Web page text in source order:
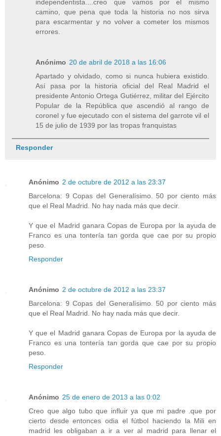
independentista....creo que vamos por el mismo
camino, que pena que toda la historia no nos sirva
para escarmentar y no volver a cometer los mismos
errores.
Anónimo 20 de abril de 2018 a las 16:06
Apartado y olvidado, como si nunca hubiera existido.
Así pasa por la historia oficial del Real Madrid el
presidente Antonio Ortega Gutiérrez, militar del Ejército
Popular de la República que ascendió al rango de
coronel y fue ejecutado con el sistema del garrote vil el
15 de julio de 1939 por las tropas franquistas
Responder
Anónimo 2 de octubre de 2012 a las 23:37
Barcelona: 9 Copas del Generalísimo. 50 por ciento más
que el Real Madrid. No hay nada más que decir.
Y que el Madrid ganara Copas de Europa por la ayuda de
Franco es una tontería tan gorda que cae por su propio
peso.
Responder
Anónimo 2 de octubre de 2012 a las 23:37
Barcelona: 9 Copas del Generalísimo. 50 por ciento más
que el Real Madrid. No hay nada más que decir.
Y que el Madrid ganara Copas de Europa por la ayuda de
Franco es una tontería tan gorda que cae por su propio
peso.
Responder
Anónimo 25 de enero de 2013 a las 0:02
Creo que algo tubo que influir ya que mi padre .que por
cierto desde entonces odia el fútbol haciendo la Mili en
madrid les obligaban a ir a ver al madrid para llenar el